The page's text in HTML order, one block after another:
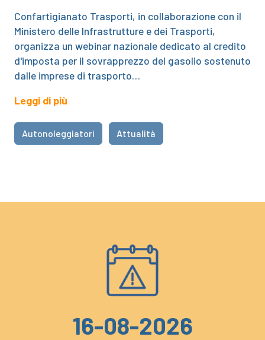
Confartigianato Trasporti, in collaborazione con il
Ministero delle Infrastrutture e dei Trasporti,
organizza un webinar nazionale dedicato al credito
d'imposta per il sovrapprezzo del gasolio sostenuto
dalle imprese di trasporto…
Leggi di più
Autonoleggiatori Attualità
16-08-2026